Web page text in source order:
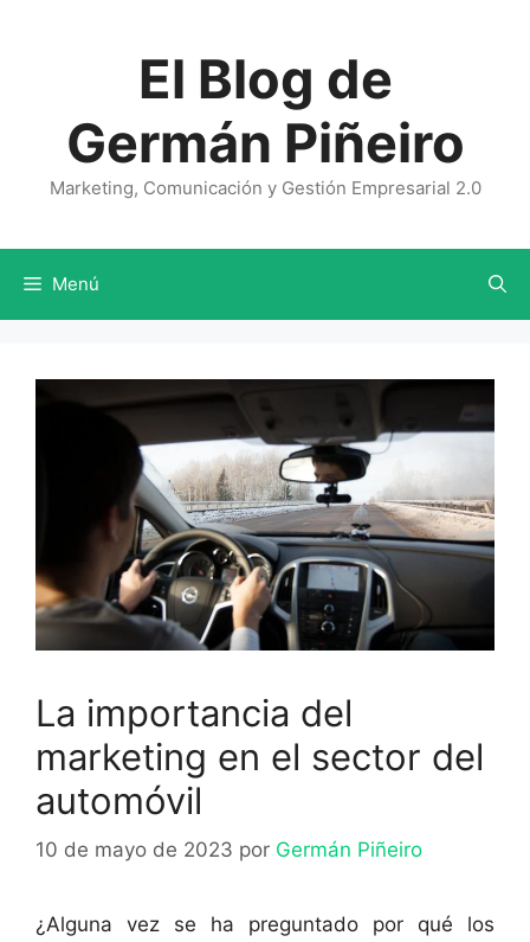
El Blog de
Germán Piñeiro
Marketing, Comunicación y Gestión Empresarial 2.0
Menú
La importancia del
marketing en el sector del
automóvil
10 de mayo de 2023 por Germán Piñeiro
¿Alguna vez se ha preguntado por qué los